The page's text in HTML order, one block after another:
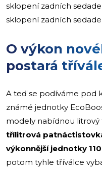
sklopení zadních
sklopení zadních
O výkon
postará
A teď se podíváme pod
známé jednotky
modely nabídnou litrový
třílitrová
výkonnější jednotky
potom tyhle tříválce